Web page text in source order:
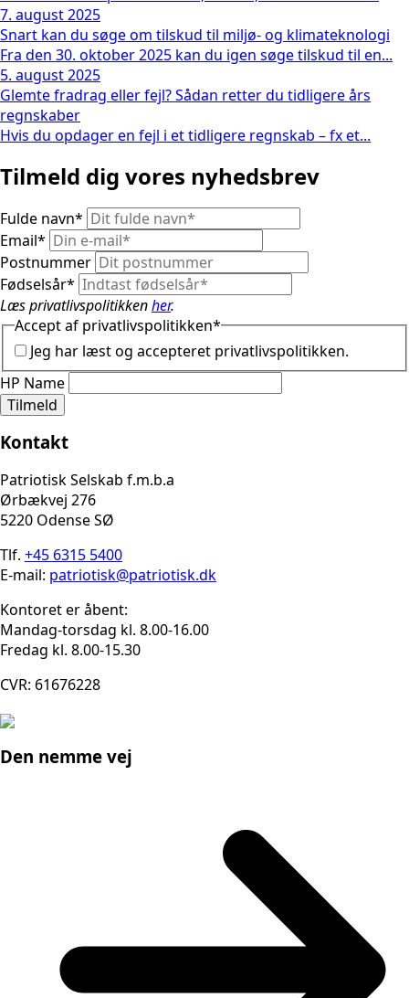
7. august 2025
Snart kan du søge om tilskud til miljø- og klimateknologi
Fra den 30. oktober 2025 kan du igen søge tilskud til en...
5. august 2025
Glemte fradrag eller fejl? Sådan retter du tidligere års
regnskaber
Hvis du opdager en fejl i et tidligere regnskab – fx et...
Tilmeld dig vores nyhedsbrev
Fulde navn*
Email*
Postnummer
Fødselsår*
Læs privatlivspolitikkenher.
Accept af privatlivspolitikken*
Jeg har læst og accepteret privatlivspolitikken.
HP Name
Tilmeld
Kontakt
Patriotisk Selskab f.m.b.a
Ørbækvej 276
5220 Odense SØ
Tlf. +45 6315 5400
E-mail: patriotisk@patriotisk.dk
Kontoret er åbent:
Mandag-torsdag kl. 8.00-16.00
Fredag kl. 8.00-15.30
CVR: 61676228
Den nemme vej